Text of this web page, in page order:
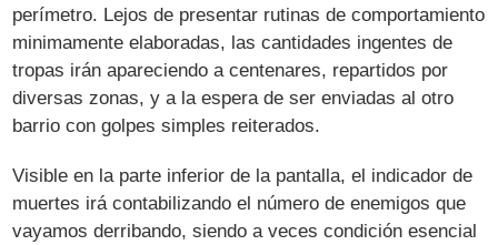
perímetro. Lejos de presentar rutinas de comportamiento
minimamente elaboradas, las cantidades ingentes de
tropas irán apareciendo a centenares, repartidos por
diversas zonas, y a la espera de ser enviadas al otro
barrio con golpes simples reiterados.
Visible en la parte inferior de la pantalla, el indicador de
muertes irá contabilizando el número de enemigos que
vayamos derribando, siendo a veces condición esencial